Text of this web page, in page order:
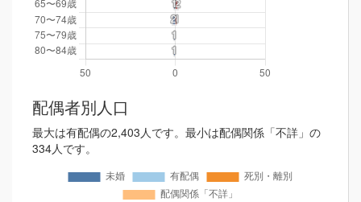
配偶者別人口
最大は有配偶の2,403人です。最小は配偶関係「不詳」の
334人です。